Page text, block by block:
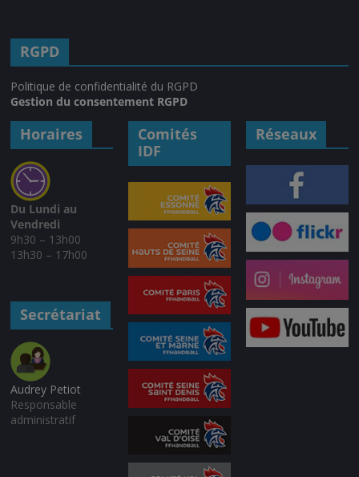
RGPD
Politique de confidentialité du RGPD
Gestion du consentement RGPD
Horaires
Du Lundi au
Vendredi
9h30 – 13h00
13h30 – 17h00
Secrétariat
Audrey Petiot
Responsable
administratif
Comités
IDF
Réseaux